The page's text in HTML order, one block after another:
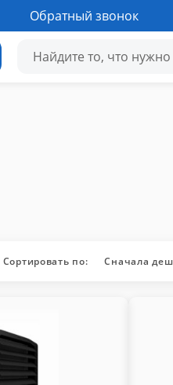
Обратный звонок
Сортировать по: Сначала